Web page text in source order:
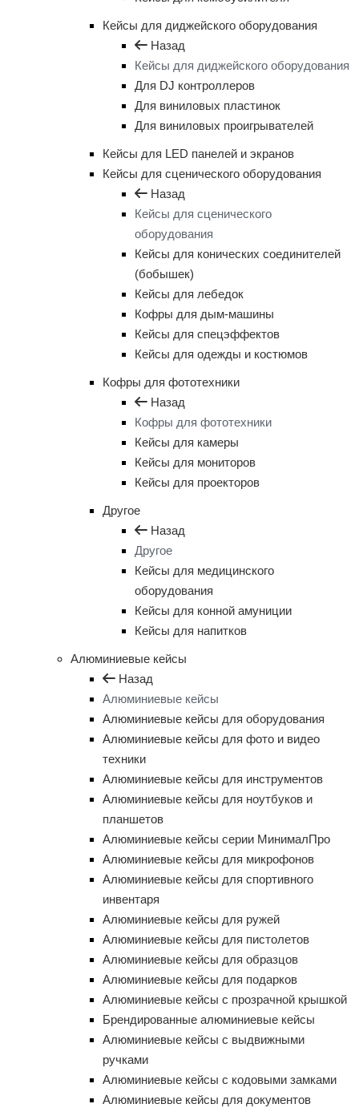
Кейсы для диджейского оборудования
Назад
Кейсы для диджейского оборудования
Для DJ контроллеров
Для виниловых пластинок
Для виниловых проигрывателей
Кейсы для LED панелей и экранов
Кейсы для сценического оборудования
Назад
Кейсы для сценического
оборудования
Кейсы для конических соединителей
(бобышек)
Кейсы для лебедок
Кофры для дым-машины
Кейсы для спецэффектов
Кейсы для одежды и костюмов
Кофры для фототехники
Назад
Кофры для фототехники
Кейсы для камеры
Кейсы для мониторов
Кейсы для проекторов
Другое
Назад
Другое
Кейсы для медицинского
оборудования
Кейсы для конной амуниции
Кейсы для напитков
Алюминиевые кейсы
Назад
Алюминиевые кейсы
Алюминиевые кейсы для оборудования
Алюминиевые кейсы для фото и видео
техники
Алюминиевые кейсы для инструментов
Алюминиевые кейсы для ноутбуков и
планшетов
Алюминиевые кейсы серии МинималПро
Алюминиевые кейсы для микрофонов
Алюминиевые кейсы для спортивного
инвентаря
Алюминиевые кейсы для ружей
Алюминиевые кейсы для пистолетов
Алюминиевые кейсы для образцов
Алюминиевые кейсы для подарков
Алюминиевые кейсы с прозрачной крышкой
Брендированные алюминиевые кейсы
Алюминиевые кейсы с выдвижными
ручками
Алюминиевые кейсы с кодовыми замками
Алюминиевые кейсы для документов